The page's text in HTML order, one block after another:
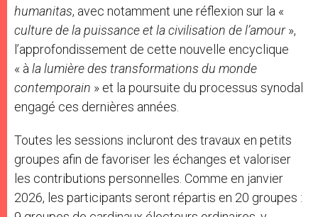
humanitas, avec notamment une réflexion sur la «
culture de la puissance et la civilisation de l’amour»,
l’approfondissement de cette nouvelle encyclique
« à la lumière des transformations du monde
contemporain » et la poursuite du processus synodal
engagé ces dernières années.
Toutes les sessions incluront des travaux en petits
groupes afin de favoriser les échanges et valoriser
les contributions personnelles. Comme en janvier
2026, les participants seront répartis en 20 groupes :